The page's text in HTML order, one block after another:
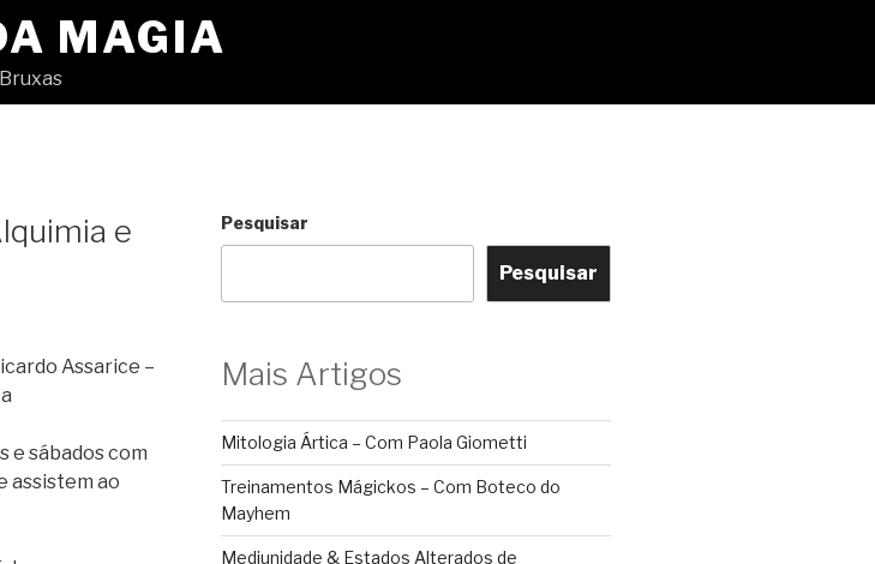
MAGIA
e
Assarice –
e sábados com
assistem ao
Pesquisar
Pesquisar
Mais Artigos
Mitologia Ártica – Com Paola Giometti
Treinamentos Mágickos – Com Boteco do
Mayhem
Mediunidade & Estados Alterados de